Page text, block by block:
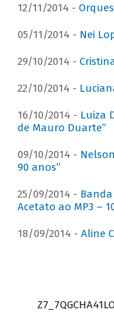
12/11/2014 -
05/11/2014 - Nei
29/10/2014 -
22/10/2014 -
16/10/2014 - Luiza
de Mauro Duarte”
09/10/2014 -
90 anos”
25/09/2014 -
Acetato ao MP3 –
18/09/2014 - Aline